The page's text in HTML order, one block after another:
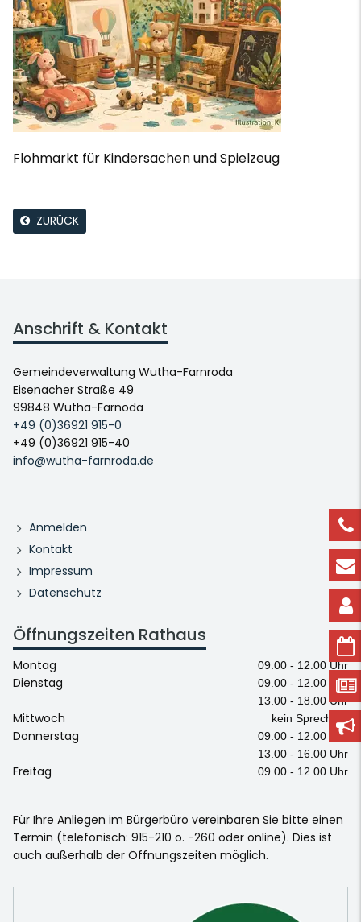
Flohmarkt für Kindersachen und Spielzeug
ZURÜCK
Anschrift & Kontakt
Gemeindeverwaltung Wutha-Farnroda
Eisenacher Straße 49
99848 Wutha-Farnoda
+49 (0)36921 915-0
+49 (0)36921 915-40
info@wutha-farnroda.de
Anmelden
Kontakt
Impressum
Datenschutz
Öffnungszeiten Rathaus
Montag 09.00 - 12.00 Uhr
Dienstag
09.00 - 12.00 Uhr
13.00 - 18.00 Uhr
Mittwoch kein Sprechtag
Donnerstag
09.00 - 12.00 Uhr
13.00 - 16.00 Uhr
Freitag 09.00 - 12.00 Uhr
Für Ihre Anliegen im Bürgerbüro vereinbaren Sie bitte einen
Termin (telefonisch: 915-210 o. -260 oder online). Dies ist
auch außerhalb der Öffnungszeiten möglich.